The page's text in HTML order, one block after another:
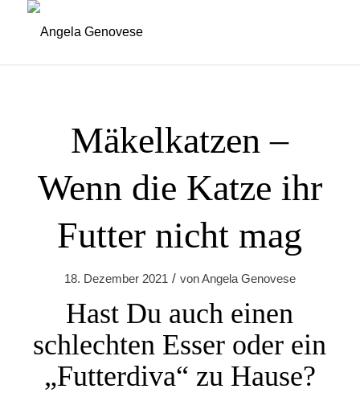
Mäkelkatzen –
Wenn die Katze ihr
Futter nicht mag
18. Dezember 2021 / vonAngela Genovese
Hast Du auch einen
schlechten Esser oder ein
„Futterdiva“ zu Hause?